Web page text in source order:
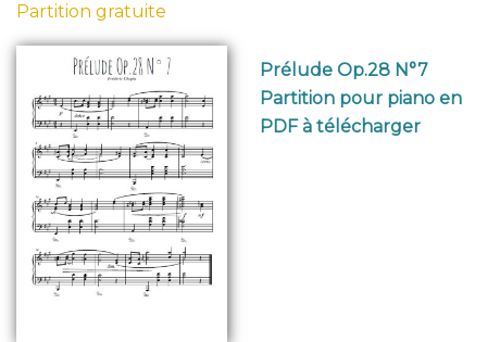
Partition gratuite
Prélude Op.28 N°7
Partition pour piano en
PDF à télécharger